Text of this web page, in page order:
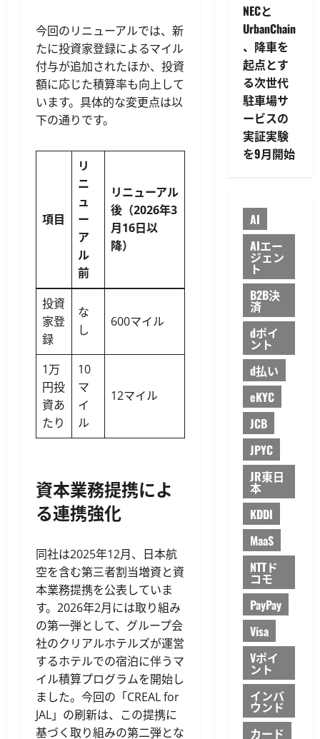
今回のリニューアルでは、新
たに投資家登録によるマイル
付与が追加されたほか、投資
額に応じた積算率も向上して
います。具体的な変更点は以
下の通りです。
項目
リ
ニ
ュ
ー
ア
ル
前
リニューアル
後（2026年3
月16日以
降）
投資
家登
録
な
し
600マイル
1万
円投
資あ
たり
10
マ
イ
ル
12マイル
資本業務提携によ
る連携強化
同社は2025年12月、日本航
空を含む第三者割当増資と資
本業務提携を公表していま
す。2026年2月には取り組み
の第一弾として、グループ会
社のクリアルホテルズが運営
するホテルでの宿泊に伴うマ
イル積算プログラムを開始し
ました。今回の「CREAL for
JAL」の刷新は、この提携に
基づく取り組みの第二弾とな
NECと
UrbanChain
、降車を
起点とす
る次世代
駐車場サ
ービスの
実証実験
を9月開始
AI
AIエー
ジェン
ト
B2B決
済
dポイ
ント
d払い
eKYC
JCB
JPYC
JR東日
本
KDDI
MaaS
NTTド
コモ
PayPay
Visa
Vポイ
ント
インバ
ウンド
カード